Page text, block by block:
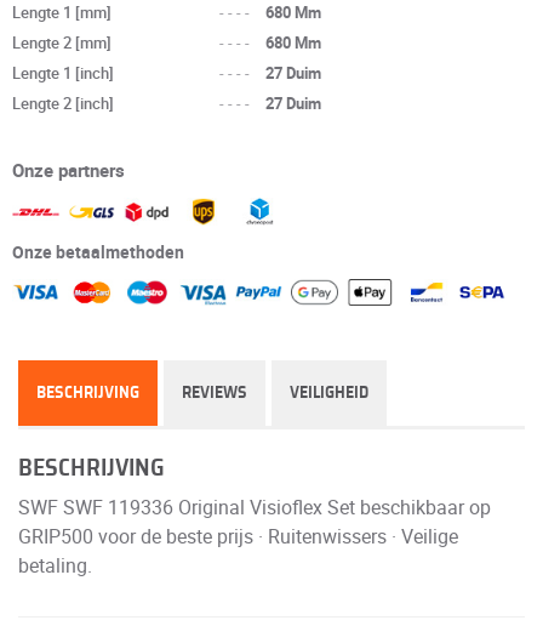
Lengte 1 [mm]
----
680 Mm
Lengte 2 [mm]
----
680 Mm
Lengte 1 [inch]
----
27 Duim
Lengte 2 [inch]
---- 27 Duim
Onze partners
Onze betaalmethoden
BESCHRIJVING REVIEWS VEILIGHEID
BESCHRIJVING
SWF SWF 119336 Original Visioflex Set beschikbaar op
GRIP500 voor de beste prijs · Ruitenwissers · Veilige
betaling.